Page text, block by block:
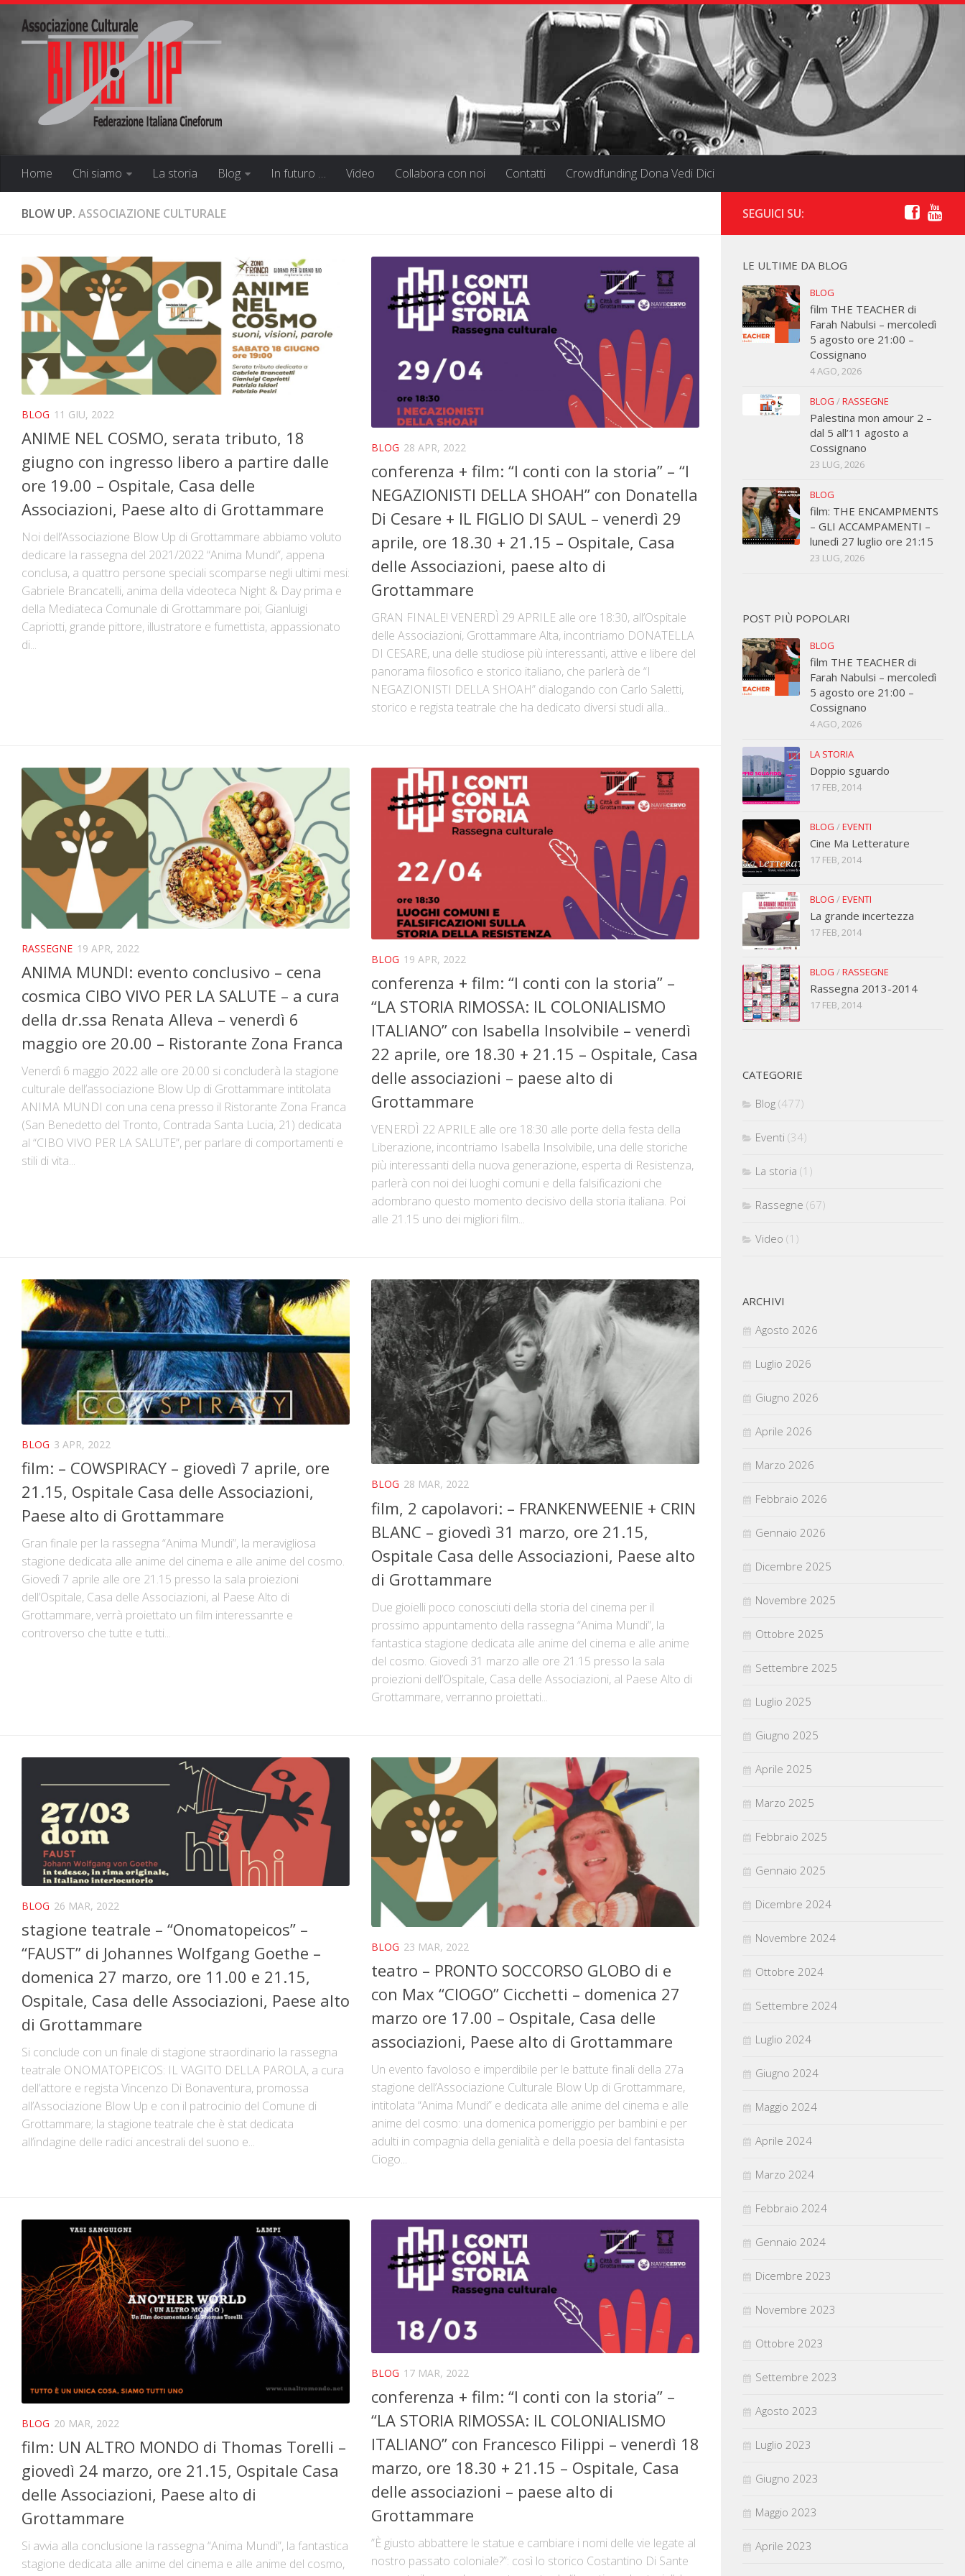
Home Chi siamo La storia Blog In futuro … Video Collabora con noi Contatti Crowdfunding Dona Vedi Dici
BLOW UP. ASSOCIAZIONE CULTURALE
BLOG 11 GIU, 2022
ANIME NEL COSMO, serata tributo, 18
giugno con ingresso libero a partire dalle
ore 19.00 – Ospitale, Casa delle
Associazioni, Paese alto di Grottammare
Noi dell’Associazione Blow Up di Grottammare abbiamo voluto
dedicare la rassegna del 2021/2022 “Anima Mundi”, appena
conclusa, a quattro persone speciali scomparse negli ultimi mesi:
Gabriele Brancatelli, anima della videoteca Night & Day prima e
della Mediateca Comunale di Grottammare poi; Gianluigi
Capriotti, grande pittore, illustratore e fumettista, appassionato
di...
BLOG 28 APR, 2022
conferenza + film: “I conti con la storia” – “I
NEGAZIONISTI DELLA SHOAH” con Donatella
Di Cesare + IL FIGLIO DI SAUL – venerdì 29
aprile, ore 18.30 + 21.15 – Ospitale, Casa
delle Associazioni, paese alto di
Grottammare
GRAN FINALE! VENERDÌ 29 APRILE alle ore 18:30, all’Ospitale
delle Associazioni, Grottammare Alta, incontriamo DONATELLA
DI CESARE, una delle studiose più interessanti, attive e libere del
panorama filosofico e storico italiano, che parlerà de “I
NEGAZIONISTI DELLA SHOAH” dialogando con Carlo Saletti,
storico e regista teatrale che ha dedicato diversi studi alla...
RASSEGNE 19 APR, 2022
ANIMA MUNDI: evento conclusivo – cena
cosmica CIBO VIVO PER LA SALUTE – a cura
della dr.ssa Renata Alleva – venerdì 6
maggio ore 20.00 – Ristorante Zona Franca
Venerdì 6 maggio 2022 alle ore 20.00 si concluderà la stagione
culturale dell’associazione Blow Up di Grottammare intitolata
ANIMA MUNDI con una cena presso il Ristorante Zona Franca
(San Benedetto del Tronto, Contrada Santa Lucia, 21) dedicata
al “CIBO VIVO PER LA SALUTE”, per parlare di comportamenti e
stili di vita...
BLOG 19 APR, 2022
conferenza + film: “I conti con la storia” –
“LA STORIA RIMOSSA: IL COLONIALISMO
ITALIANO” con Isabella Insolvibile – venerdì
22 aprile, ore 18.30 + 21.15 – Ospitale, Casa
delle associazioni – paese alto di
Grottammare
VENERDÌ 22 APRILE alle ore 18:30 alle porte della festa della
Liberazione, incontriamo Isabella Insolvibile, una delle storiche
più interessanti della nuova generazione, esperta di Resistenza,
parlerà con noi dei luoghi comuni e della falsificazioni che
adombrano questo momento decisivo della storia italiana. Poi
alle 21.15 uno dei migliori film...
BLOG 3 APR, 2022
film: – COWSPIRACY – giovedì 7 aprile, ore
21.15, Ospitale Casa delle Associazioni,
Paese alto di Grottammare
Gran finale per la rassegna “Anima Mundi”, la meravigliosa
stagione dedicata alle anime del cinema e alle anime del cosmo.
Giovedì 7 aprile alle ore 21.15 presso la sala proiezioni
dell’Ospitale, Casa delle Associazioni, al Paese Alto di
Grottammare, verrà proiettato un film interessanrte e
controverso che tutte e tutti...
BLOG 28 MAR, 2022
film, 2 capolavori: – FRANKENWEENIE + CRIN
BLANC – giovedì 31 marzo, ore 21.15,
Ospitale Casa delle Associazioni, Paese alto
di Grottammare
Due gioielli poco conosciuti della storia del cinema per il
prossimo appuntamento della rassegna “Anima Mundi”, la
fantastica stagione dedicata alle anime del cinema e alle anime
del cosmo. Giovedì 31 marzo alle ore 21.15 presso la sala
proiezioni dell’Ospitale, Casa delle Associazioni, al Paese Alto di
Grottammare, verranno proiettati...
BLOG 26 MAR, 2022
stagione teatrale – “Onomatopeicos” –
“FAUST” di Johannes Wolfgang Goethe –
domenica 27 marzo, ore 11.00 e 21.15,
Ospitale, Casa delle Associazioni, Paese alto
di Grottammare
Si conclude con un finale di stagione straordinario la rassegna
teatrale ONOMATOPEICOS: IL VAGITO DELLA PAROLA, a cura
dell’attore e regista Vincenzo Di Bonaventura, promossa
all’Associazione Blow Up e con il patrocinio del Comune di
Grottammare; la stagione teatrale che è stat dedicata
all’indagine delle radici ancestrali del suono e...
BLOG 23 MAR, 2022
teatro – PRONTO SOCCORSO GLOBO di e
con Max “CIOGO” Cicchetti – domenica 27
marzo ore 17.00 – Ospitale, Casa delle
associazioni, Paese alto di Grottammare
Un evento favoloso e imperdibile per le battute finali della 27a
stagione dell’Associazione Culturale Blow Up di Grottammare,
intitolata “Anima Mundi” e dedicata alle anime del cinema e alle
anime del cosmo: una domenica pomeriggio per bambini e per
adulti in compagnia della genialità e della poesia del fantasista
Ciogo...
BLOG 20 MAR, 2022
film: UN ALTRO MONDO di Thomas Torelli –
giovedì 24 marzo, ore 21.15, Ospitale Casa
delle Associazioni, Paese alto di
Grottammare
Si avvia alla conclusione la rassegna “Anima Mundi”, la fantastica
stagione dedicata alle anime del cinema e alle anime del cosmo,
BLOG 17 MAR, 2022
conferenza + film: “I conti con la storia” –
“LA STORIA RIMOSSA: IL COLONIALISMO
ITALIANO” con Francesco Filippi – venerdì 18
marzo, ore 18.30 + 21.15 – Ospitale, Casa
delle associazioni – paese alto di
Grottammare
”È giusto abbattere le statue e cambiare i nomi delle vie legate al
nostro passato coloniale?”: così lo storico Costantino Di Sante
SEGUICI SU:
LE ULTIME DA BLOG
BLOG
film THE TEACHER di
Farah Nabulsi – mercoledì
5 agosto ore 21:00 –
Cossignano
4 AGO, 2026
BLOG /RASSEGNE
Palestina mon amour 2 –
dal 5 all’11 agosto a
Cossignano
23 LUG, 2026
BLOG
film: THE ENCAMPMENTS
– GLI ACCAMPAMENTI –
lunedì 27 luglio ore 21:15
23 LUG, 2026
POST PIÙ POPOLARI
BLOG
film THE TEACHER di
Farah Nabulsi – mercoledì
5 agosto ore 21:00 –
Cossignano
4 AGO, 2026
LA STORIA
Doppio sguardo
17 FEB, 2014
BLOG /EVENTI
Cine Ma Letterature
17 FEB, 2014
BLOG /EVENTI
La grande incertezza
17 FEB, 2014
BLOG /RASSEGNE
Rassegna 2013-2014
17 FEB, 2014
CATEGORIE
Blog (477)
Eventi (34)
La storia (1)
Rassegne (67)
Video (1)
ARCHIVI
Agosto 2026
Luglio 2026
Giugno 2026
Aprile 2026
Marzo 2026
Febbraio 2026
Gennaio 2026
Dicembre 2025
Novembre 2025
Ottobre 2025
Settembre 2025
Luglio 2025
Giugno 2025
Aprile 2025
Marzo 2025
Febbraio 2025
Gennaio 2025
Dicembre 2024
Novembre 2024
Ottobre 2024
Settembre 2024
Luglio 2024
Giugno 2024
Maggio 2024
Aprile 2024
Marzo 2024
Febbraio 2024
Gennaio 2024
Dicembre 2023
Novembre 2023
Ottobre 2023
Settembre 2023
Agosto 2023
Luglio 2023
Giugno 2023
Maggio 2023
Aprile 2023